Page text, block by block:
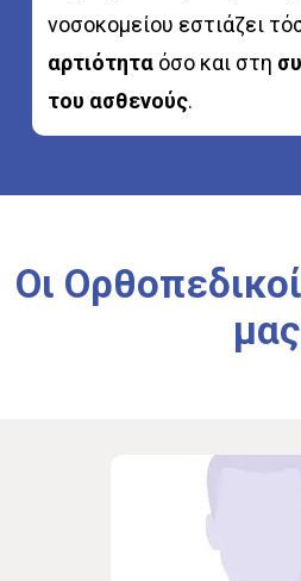
νοσοκομείου εστιάζει
αρτιότητα όσο και στη
του ασθενούς.
Οι Ορθοπεδικοί
μας